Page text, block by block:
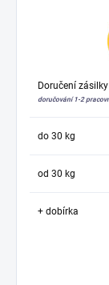
Doručení
doručování 1-2
do 30 kg
od 30 kg
+ dobírka